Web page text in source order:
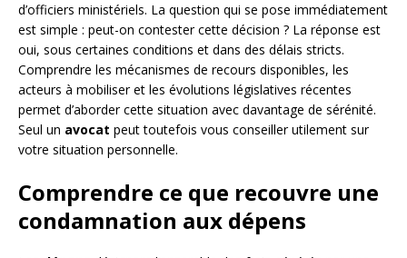
d’officiers ministériels. La question qui se pose immédiatement
est simple : peut-on contester cette décision ? La réponse est
oui, sous certaines conditions et dans des délais stricts.
Comprendre les mécanismes de recours disponibles, les
acteurs à mobiliser et les évolutions législatives récentes
permet d’aborder cette situation avec davantage de sérénité.
Seul un avocat peut toutefois vous conseiller utilement sur
votre situation personnelle.
Comprendre ce que recouvre une
condamnation aux dépens